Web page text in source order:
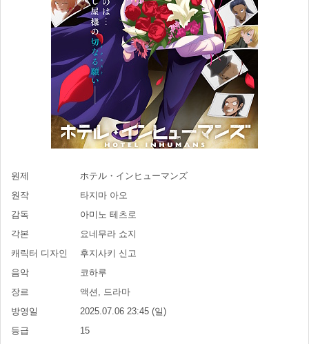
원제
ホテル・インヒューマンズ
원작
타지마 아오
감독
아미노 테츠로
각본
요네무라 쇼지
캐릭터 디자인
후지사키 신고
음악
코하루
장르
액션, 드라마
방영일
2025.07.06 23:45 (일)
등급
15